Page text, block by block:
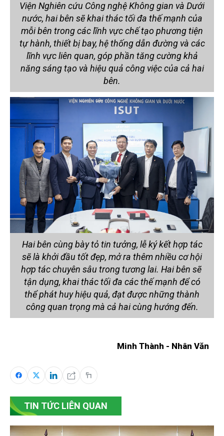
Viện Nghiên cứu Công nghệ Không gian và Dưới
nước, hai bên sẽ khai thác tối đa thế mạnh của
mỗi bên trong các lĩnh vực chế tạo phương tiện
tự hành, thiết bị bay, hệ thống dẫn đường và các
lĩnh vực liên quan, góp phần tăng cường khả
năng sáng tạo và hiệu quả công việc của cả hai
bên.
Hai bên cùng bày tỏ tin tưởng, lễ ký kết hợp tác
sẽ là khởi đầu tốt đẹp, mở ra thêm nhiều cơ hội
hợp tác chuyên sâu trong tương lai. Hai bên sẽ
tận dụng, khai thác tối đa các thế mạnh để có
thể phát huy hiệu quả, đạt được những thành
công quan trọng mà cả hai cùng hướng đến.
Minh Thành - Nhân Văn
TIN TỨC LIÊN QUAN